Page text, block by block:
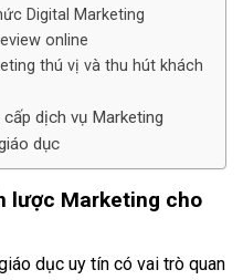
Digital Marketing
online
thú vị và thu hút khách
dịch vụ Marketing
dục
lược Marketing cho
dục uy tín có vai trò quan